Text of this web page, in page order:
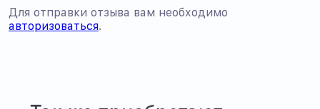
Для отправки отзыва вам необходимо
авторизоваться.